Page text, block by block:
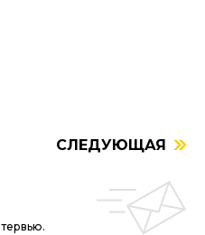
СЛЕДУЮЩАЯ